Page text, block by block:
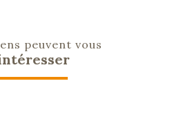
peuvent vous